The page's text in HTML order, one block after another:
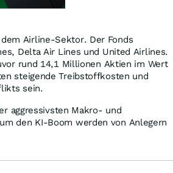
Airline-Sektor. Der Fonds
Delta Air Lines und United Airlines.
rund 14,1 Millionen Aktien im Wert
steigende Treibstoffkosten und
sein.
aggressivsten Makro- und
den KI-Boom werden von Anlegern